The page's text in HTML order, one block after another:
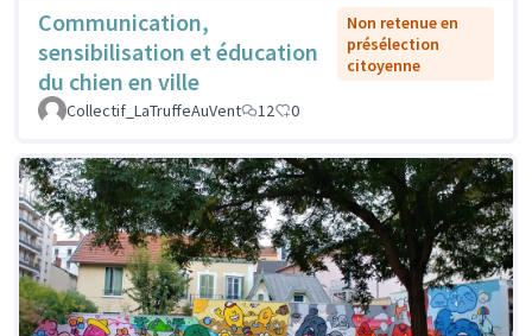
Communication,
sensibilisation et éducation
du chien en ville
Non retenue en
présélection
citoyenne
Collectif_LaTruffeAuVent 12 0